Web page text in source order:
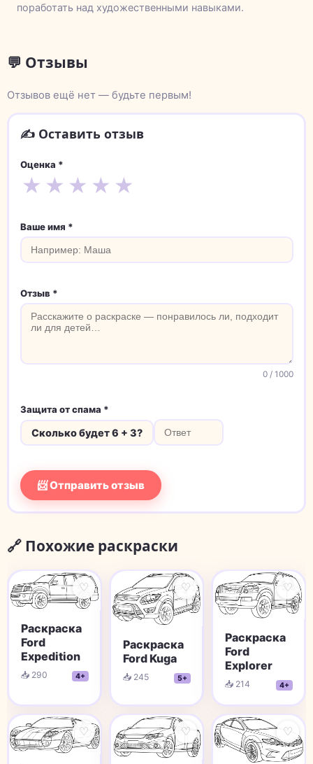
поработать над художественными навыками.
💬 Отзывы
Отзывов ещё нет — будьте первым!
✍️ Оставить отзыв
Оценка *
★ ★ ★ ★ ★
Ваше имя *
Отзыв *
0/ 1000
Защита от спама *
Сколько будет 6 + 3?
📨 Отправить отзыв
🔗 Похожие раскраски
♡
Раскраска
Ford
Expedition
📥 290 4+
♡
Раскраска
Ford Kuga
📥 245 5+
♡
Раскраска
Ford
Explorer
📥 214 4+
♡ ♡ ♡